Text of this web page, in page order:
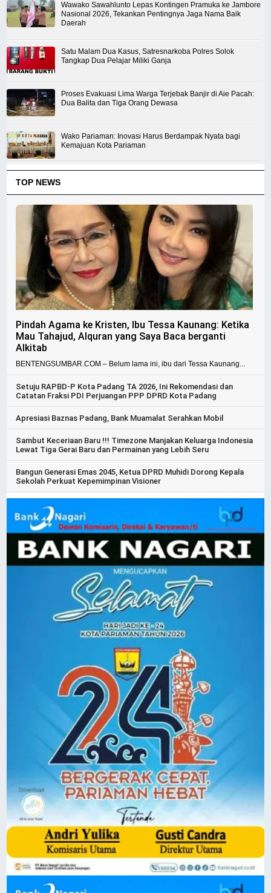
Wawako Sawahlunto Lepas Kontingen Pramuka ke Jambore
Nasional 2026, Tekankan Pentingnya Jaga Nama Baik
Daerah
Satu Malam Dua Kasus, Satresnarkoba Polres Solok
Tangkap Dua Pelajar Miliki Ganja
Proses Evakuasi Lima Warga Terjebak Banjir di Aie Pacah:
Dua Balita dan Tiga Orang Dewasa
Wako Pariaman: Inovasi Harus Berdampak Nyata bagi
Kemajuan Kota Pariaman
TOP NEWS
Pindah Agama ke Kristen, Ibu Tessa Kaunang: Ketika
Mau Tahajud, Alquran yang Saya Baca berganti
Alkitab
BENTENGSUMBAR.COM – Belum lama ini, ibu dari Tessa Kaunang...
Setuju RAPBD-P Kota Padang TA 2026, Ini Rekomendasi dan
Catatan Fraksi PDI Perjuangan PPP DPRD Kota Padang
Apresiasi Baznas Padang, Bank Muamalat Serahkan Mobil
Sambut Keceriaan Baru !!! Timezone Manjakan Keluarga Indonesia
Lewat Tiga Gerai Baru dan Permainan yang Lebih Seru
Bangun Generasi Emas 2045, Ketua DPRD Muhidi Dorong Kepala
Sekolah Perkuat Kepemimpinan Visioner